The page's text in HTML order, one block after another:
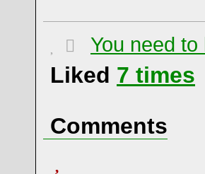
You need
Liked 7 times
Comments